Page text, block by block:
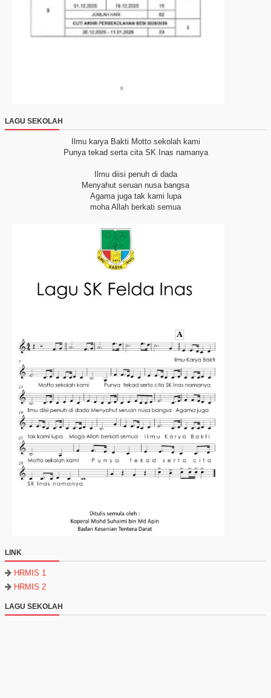
LAGU SEKOLAH
Ilmu karya Bakti Motto sekolah kami
Punya tekad serta cita SK Inas namanya
Ilmu diisi penuh di dada
Menyahut seruan nusa bangsa
Agama juga tak kami lupa
moha Allah berkati semua
LINK
HRMIS 1
HRMIS 2
LAGU SEKOLAH